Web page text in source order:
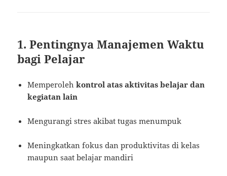
1. Pentingnya Manajemen Waktu
bagi Pelajar
Memperolehkontrol atas aktivitas belajar dan
kegiatan lain
Mengurangi stres akibat tugas menumpuk
Meningkatkan fokus dan produktivitas di kelas
maupun saat belajar mandiri